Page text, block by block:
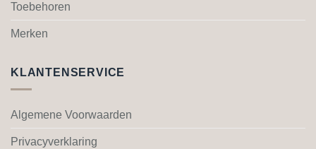
Toebehoren
Merken
KLANTENSERVICE
Algemene Voorwaarden
Privacyverklaring